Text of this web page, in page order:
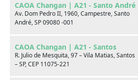
CAOA Changan | A21 - Santo André
Av. Dom Pedro II, 1960, Campestre, Santo
André, SP 09080 -001
CAOA Changan | A21 - Santos
R. Julio de Mesquita, 97 – Vila Matias, Santos
– SP, CEP 11075-221
Limpador traseiro
Rádio
Retrovisores elétricos
Sensor de
estacionamento